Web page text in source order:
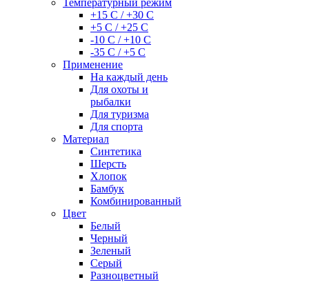
Температурный режим
+15 С / +30 С
+5 С / +25 С
-10 С / +10 С
-35 С / +5 С
Применение
На каждый день
Для охоты и
рыбалки
Для туризма
Для спорта
Материал
Синтетика
Шерсть
Хлопок
Бамбук
Комбинированный
Цвет
Белый
Черный
Зеленый
Серый
Разноцветный